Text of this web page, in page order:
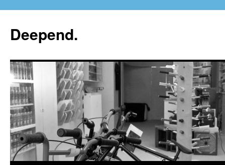
Deepend.